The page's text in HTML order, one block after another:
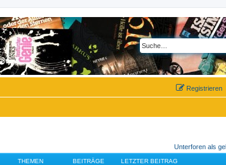
Registrieren
Unterforen als
THEMEN BEITRÄGE LETZTER BEITRAG